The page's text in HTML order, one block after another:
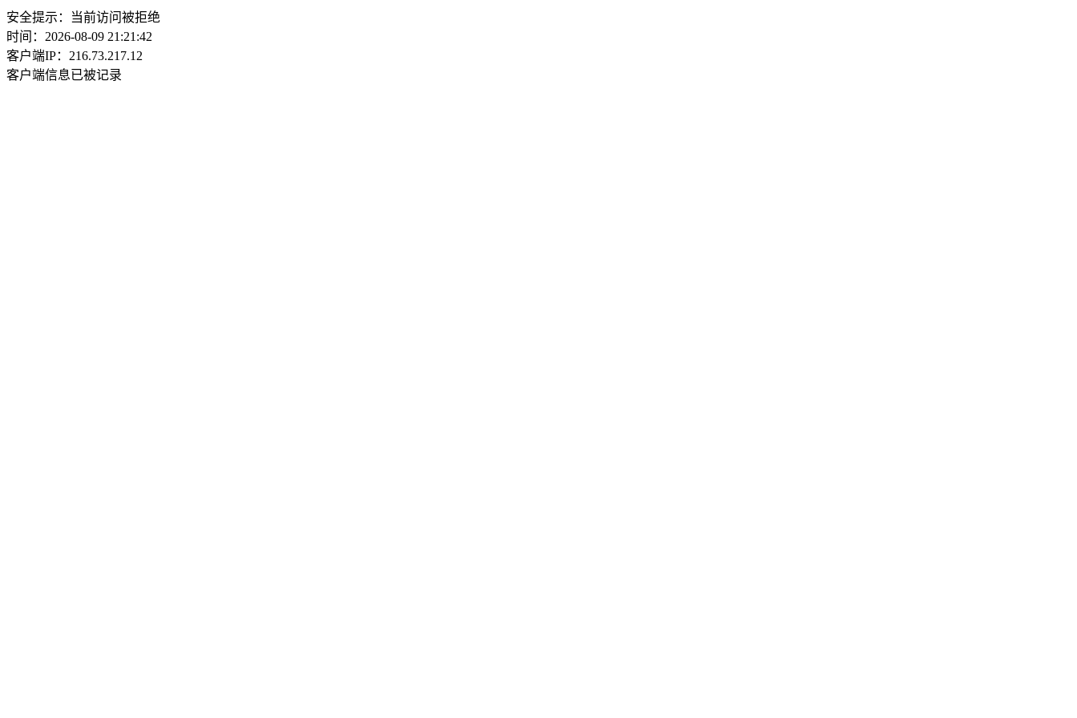
安全提示：当前访问被拒绝
时间：2026-08-09 21:21:42
客户端IP：216.73.217.12
客户端信息已被记录